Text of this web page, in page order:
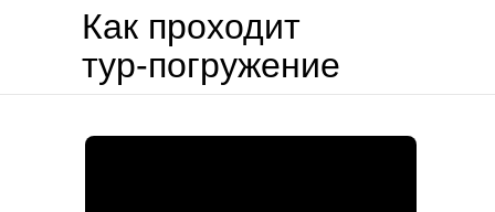
Как проходит
тур-погружение